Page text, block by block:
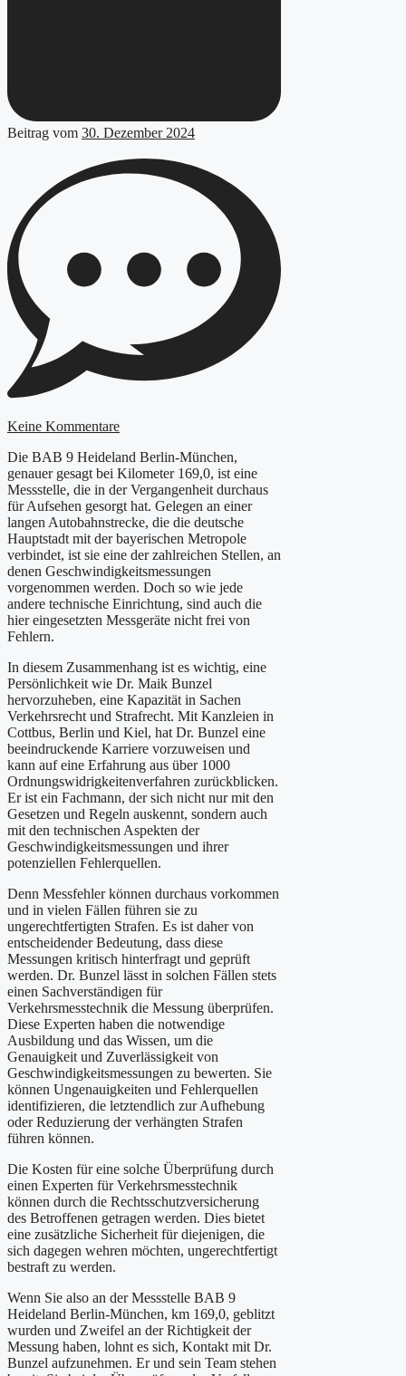
Beitrag vom 30. Dezember 2024
Keine Kommentare
Die BAB 9 Heideland Berlin-München,
genauer gesagt bei Kilometer 169,0, ist eine
Messstelle, die in der Vergangenheit durchaus
für Aufsehen gesorgt hat. Gelegen an einer
langen Autobahnstrecke, die die deutsche
Hauptstadt mit der bayerischen Metropole
verbindet, ist sie eine der zahlreichen Stellen, an
denen Geschwindigkeitsmessungen
vorgenommen werden. Doch so wie jede
andere technische Einrichtung, sind auch die
hier eingesetzten Messgeräte nicht frei von
Fehlern.
In diesem Zusammenhang ist es wichtig, eine
Persönlichkeit wie Dr. Maik Bunzel
hervorzuheben, eine Kapazität in Sachen
Verkehrsrecht und Strafrecht. Mit Kanzleien in
Cottbus, Berlin und Kiel, hat Dr. Bunzel eine
beeindruckende Karriere vorzuweisen und
kann auf eine Erfahrung aus über 1000
Ordnungswidrigkeitenverfahren zurückblicken.
Er ist ein Fachmann, der sich nicht nur mit den
Gesetzen und Regeln auskennt, sondern auch
mit den technischen Aspekten der
Geschwindigkeitsmessungen und ihrer
potenziellen Fehlerquellen.
Denn Messfehler können durchaus vorkommen
und in vielen Fällen führen sie zu
ungerechtfertigten Strafen. Es ist daher von
entscheidender Bedeutung, dass diese
Messungen kritisch hinterfragt und geprüft
werden. Dr. Bunzel lässt in solchen Fällen stets
einen Sachverständigen für
Verkehrsmesstechnik die Messung überprüfen.
Diese Experten haben die notwendige
Ausbildung und das Wissen, um die
Genauigkeit und Zuverlässigkeit von
Geschwindigkeitsmessungen zu bewerten. Sie
können Ungenauigkeiten und Fehlerquellen
identifizieren, die letztendlich zur Aufhebung
oder Reduzierung der verhängten Strafen
führen können.
Die Kosten für eine solche Überprüfung durch
einen Experten für Verkehrsmesstechnik
können durch die Rechtsschutzversicherung
des Betroffenen getragen werden. Dies bietet
eine zusätzliche Sicherheit für diejenigen, die
sich dagegen wehren möchten, ungerechtfertigt
bestraft zu werden.
Wenn Sie also an der Messstelle BAB 9
Heideland Berlin-München, km 169,0, geblitzt
wurden und Zweifel an der Richtigkeit der
Messung haben, lohnt es sich, Kontakt mit Dr.
Bunzel aufzunehmen. Er und sein Team stehen